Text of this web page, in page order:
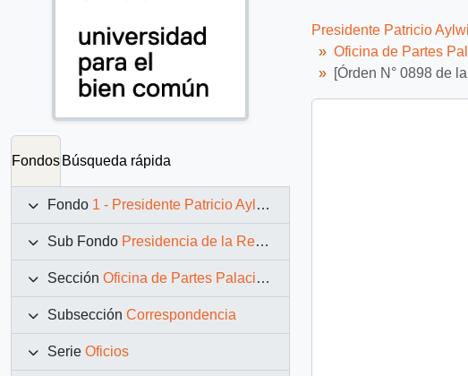
Fondos Búsqueda rápida
Fondo 1 - Presidente Patricio Aylwin Azócar (1990-1994)
Sub Fondo Presidencia de la República (11 marzo 1990 – 11 marzo 1994)
Sección Oficina de Partes Palacio de La Moneda
Subsección Correspondencia
Serie Oficios
Presidente Patricio
Oficina de Partes
[Órden N° 0898 de